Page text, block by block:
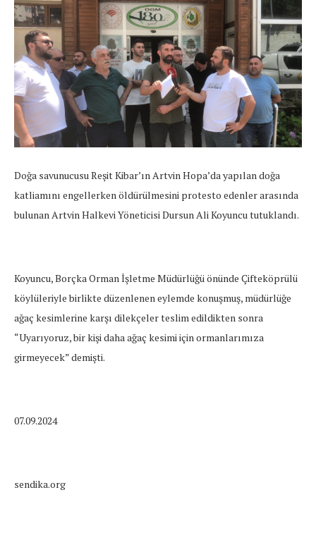
Doğa savunucusu Reşit Kibar’ın Artvin Hopa’da yapılan doğa
katliamını engellerken öldürülmesini protesto edenler arasında
bulunan Artvin Halkevi Yöneticisi Dursun Ali Koyuncu tutuklandı.
Koyuncu, Borçka Orman İşletme Müdürlüğü önünde Çifteköprülü
köylüleriyle birlikte düzenlenen eylemde konuşmuş, müdürlüğe
ağaç kesimlerine karşı dilekçeler teslim edildikten sonra
“Uyarıyoruz, bir kişi daha ağaç kesimi için ormanlarımıza
girmeyecek” demişti.
07.09.2024
sendika.org